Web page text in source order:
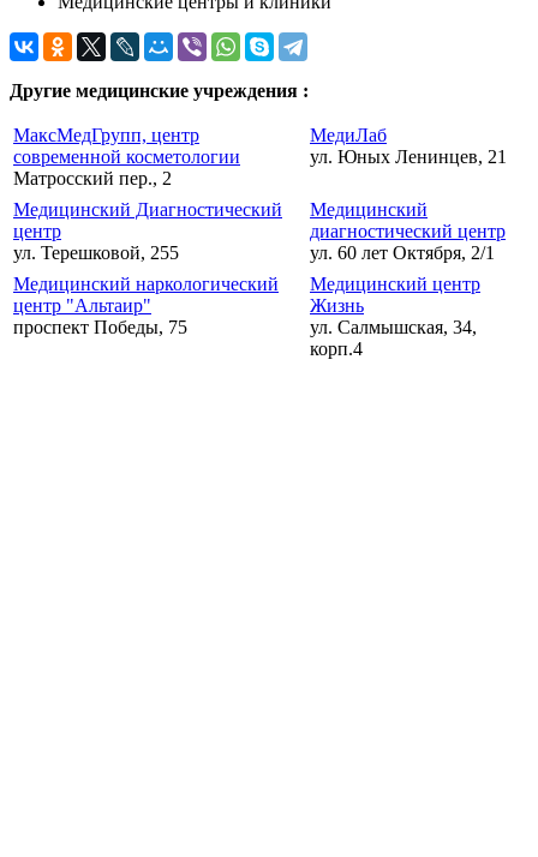
Другие медицинские учреждения :
МаксМедГрупп, центр
современной косметологии
Матросский пер., 2
МедиЛаб
ул. Юных Ленинцев, 21
Медицинский Диагностический
центр
ул. Терешковой, 255
Медицинский
диагностический центр
ул. 60 лет Октября, 2/1
Медицинский наркологический
центр "Альтаир"
проспект Победы, 75
Медицинский центр
Жизнь
ул. Салмышская, 34,
корп.4